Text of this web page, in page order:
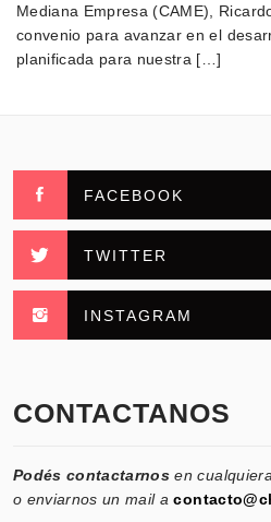
Mediana Empresa (CAME),
convenio para avanzar en el
planificada para nuestra […]
FACEBOOK
TWITTER
INSTAGRAM
CONTACTANOS
Podés contactarnos en
o enviarnos un mail a